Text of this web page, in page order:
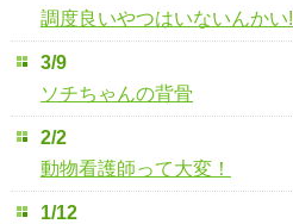
調度良いやつはいないんかい!
3/9
ソチちゃんの背骨
2/2
動物看護師って大変！
1/12